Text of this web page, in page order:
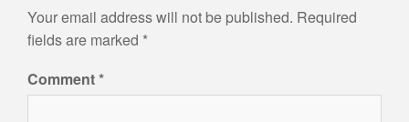
Your email address will not be published. Required
fields are marked *
Comment*